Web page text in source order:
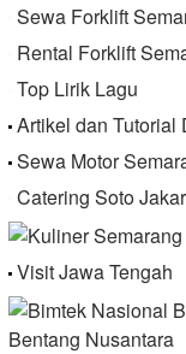
Sewa Forklift
Rental Forklift
Top Lirik Lagu
Artikel dan Tutorial
Sewa Motor
Catering Soto
Visit Jawa Tengah
Bentang Nusantara